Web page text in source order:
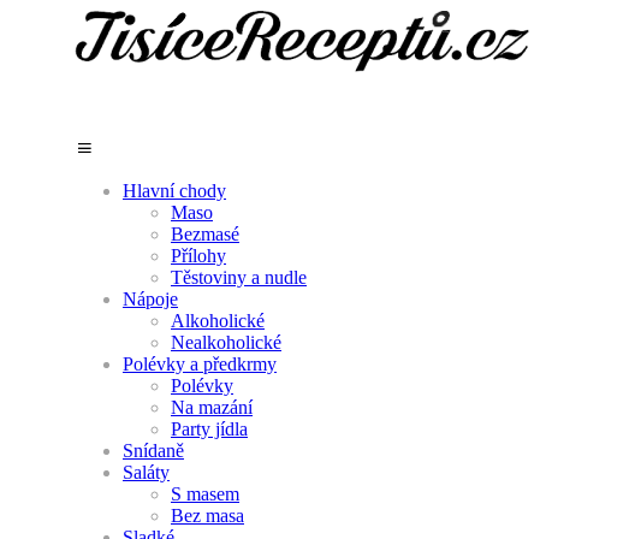
Hlavní chody
Maso
Bezmasé
Přílohy
Těstoviny a nudle
Nápoje
Alkoholické
Nealkoholické
Polévky a předkrmy
Polévky
Na mazání
Party jídla
Snídaně
Saláty
S masem
Bez masa